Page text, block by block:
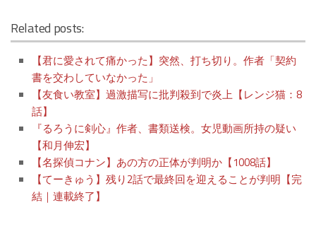
Related posts:
【君に愛されて痛かった】突然、打ち切り。作者「契約
書を交わしていなかった」
【友食い教室】過激描写に批判殺到で炎上【レンジ猫：8
話】
『るろうに剣心』作者、書類送検。女児動画所持の疑い
【和月伸宏】
【名探偵コナン】あの方の正体が判明か【1008話】
【てーきゅう】残り2話で最終回を迎えることが判明【完
結｜連載終了】